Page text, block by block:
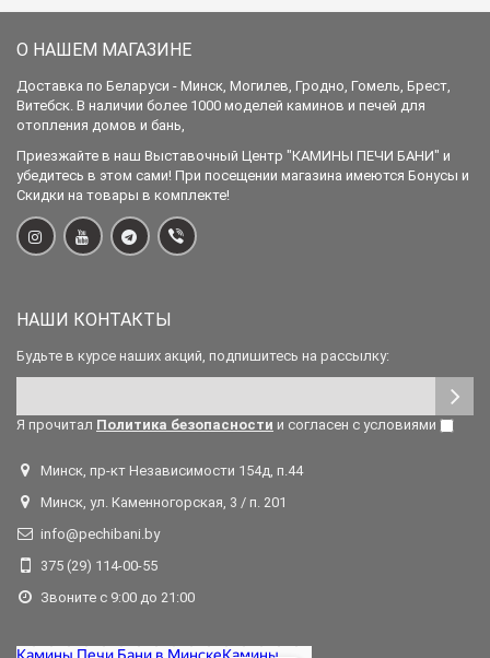
О НАШЕМ МАГАЗИНЕ
Доставка по Беларуси - Минск, Могилев, Гродно, Гомель, Брест,
Витебск. В наличии более 1000 моделей каминов и печей для
отопления домов и бань,
Приезжайте в наш Выставочный Центр "КАМИНЫ ПЕЧИ БАНИ" и
убедитесь в этом сами! При посещении магазина имеются Бонусы и
Скидки на товары в комплекте!
НАШИ КОНТАКТЫ
Будьте в курсе наших акций, подпишитесь на рассылку:
Я прочитал Политика безопасности и согласен с условиями
Минск, пр-кт Независимости 154д, п.44
Минск, ул. Каменногорская, 3 / п. 201
info@pechibani.by
375 (29) 114-00-55
Звоните с 9:00 до 21:00